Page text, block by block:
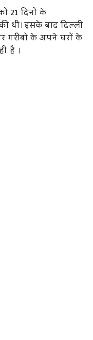
21 दिनों के
थी। इसके बाद दिल्ली
के अपने घरों के
हैं ।